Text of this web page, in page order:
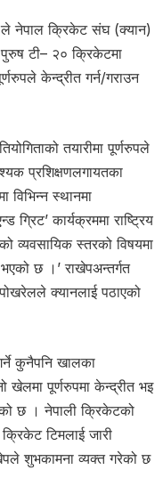
ले नेपाल क्रिकेट संघ (क्यान)
पुरुष टी– २० क्रिकेटमा
केन्द्रीत गर्न/गराउन
तयारीमा पूर्णरुपले
प्रशिक्षणलगायतका
विभिन्न स्थानमा
ग्रिट’ कार्यक्रममा राष्ट्रिय
व्यवसायिक स्तरको विषयमा
भएको छ ।’ राखेपअन्तर्गत
क्यानलाई पठाएको
कुनैपनि खालका
खेलमा पूर्णरुपमा केन्द्रीत भइ
छ । नेपाली क्रिकेटको
टिमलाई जारी
शुभकामना व्यक्त गरेको छ